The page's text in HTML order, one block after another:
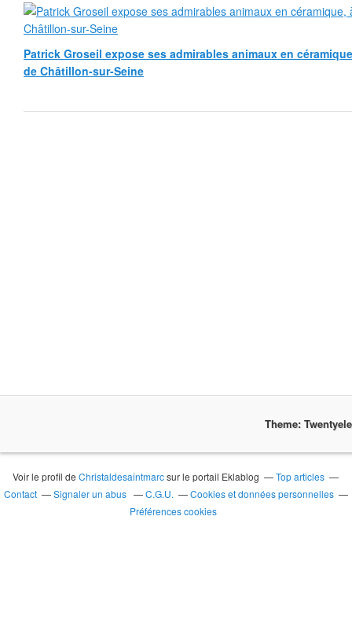
Patrick Groseil expose ses admirables animaux en
de Châtillon-sur-Seine
Theme:
Voir le profil deChristaldesaintmarcsur le portail Eklablog
Top articles
Contact
Signaler un abus C.G.U.
Cookies et données personnelles
Préférences cookies